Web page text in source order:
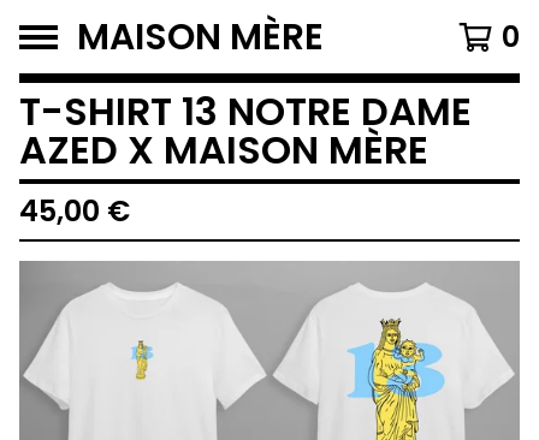
MAISON MÈRE 0
T-SHIRT 13 NOTRE DAME
AZED X MAISON MÈRE
45,00 €